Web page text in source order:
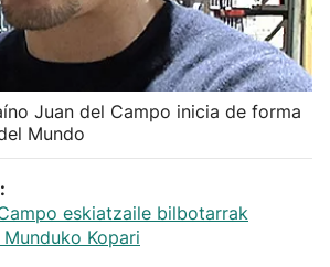
Juan del Campo inicia de forma
Mundo
eskiatzaile bilbotarrak
Kopari